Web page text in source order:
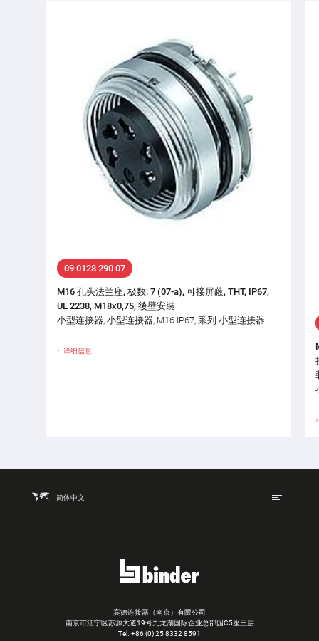
09 0128 290 07
M16 孔头法兰座, 极数: 7 (07-a), 可接屏蔽, THT, IP67,
UL 2238, M18x0,75, 後壁安裝
小型连接器, 小型连接器, M16 IP67, 系列 小型连接器
详细信息
简体中文
宾德连接器（南京）有限公司
南京市江宁区苏源大道19号九龙湖国际企业总部园C5座三层
Tel. +86 (0) 25 8332 8591